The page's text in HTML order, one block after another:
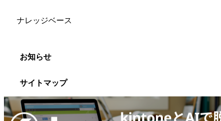
ナレッジベース
お知らせ
サイトマップ